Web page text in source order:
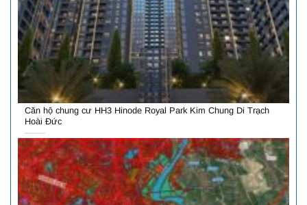
Căn hộ chung cư HH3 Hinode Royal Park Kim Chung Di Trạch
Hoài Đức